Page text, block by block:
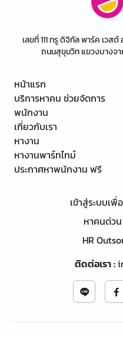
เลขที่ 111 ทรู ดิจิทัล พาร์ค เวส
ถนนสุขุมวิท แขวงบางจา
หน้าแรก
บริการหาคน ช่วยจัดการ
พนักงาน
เกี่ยวกับเรา
หางาน
หางานพาร์ทไทม์
ประกาศหาพนักงาน ฟรี
เข้าสู่ระบบเ
หาคนด่วน
HR
ติดต่อเรา: